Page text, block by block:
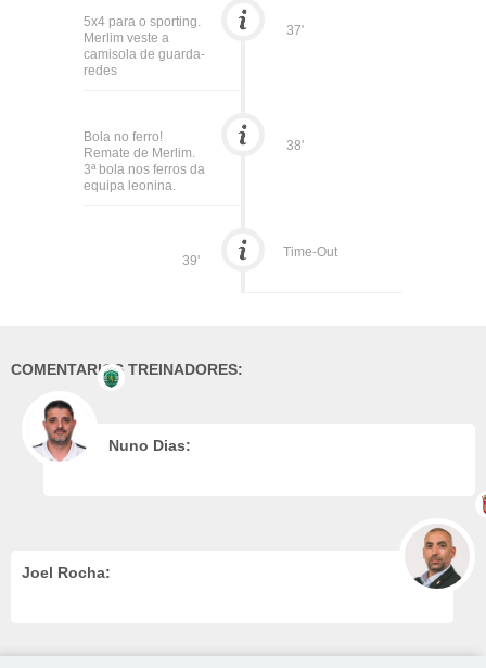
37'
5x4 para o sporting.
Merlim veste a
camisola de guarda-
redes
38'
Bola no ferro!
Remate de Merlim.
3ª bola nos ferros da
equipa leonina.
39'
Time-Out
COMENTARIOS TREINADORES:
Nuno Dias:
Joel Rocha: